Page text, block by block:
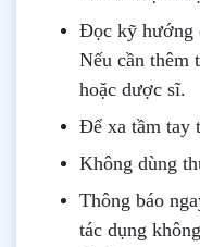
Đọc kỹ hướng
Nếu cần thêm
hoặc dược sĩ.
Để xa tầm tay
Không dùng
Thông báo
tác dụng